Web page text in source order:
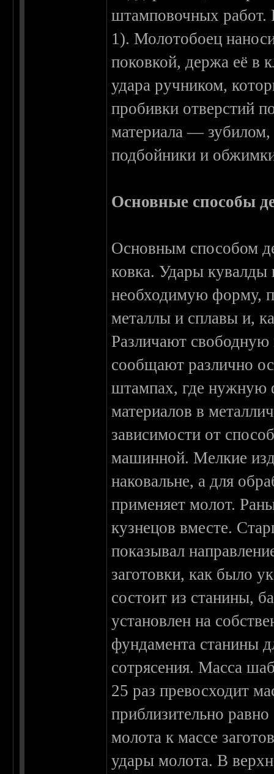
штамповочных работ.
1). Молотобоец
поковкой, держа её в
удара ручником,
пробивки отверстий
материала —
подбойники и
Основные способы
Основным способом
ковка. Удары
необходимую форму,
металлы и сплавы и,
Различают
сообщают различно
штампах, где нужную
материалов в
зависимости от
машинной. Мелкие
наковальне, а для
применяет молот.
кузнецов вместе.
показывал
заготовки, как было
состоит из станины,
установлен на
фундамента станины
сотрясения. Масса
25 раз превосходит
приблизительно
молота к массе
удары молота. В